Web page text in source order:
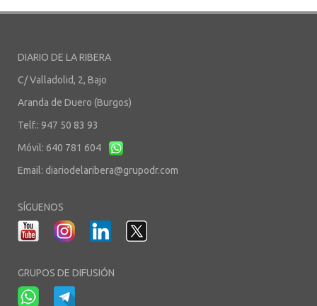
DIARIO DE LA RIBERA
C/ Valladolid, 2, Bajo
Aranda de Duero (Burgos)
Telf.: 947 50 83 93
Móvil: 640 781 604
Email: diariodelaribera@grupodr.com
SÍGUENOS
GRUPOS DE DIFUSIÓN